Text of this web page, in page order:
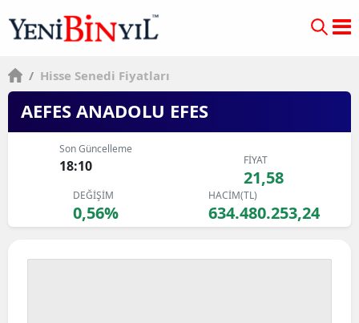
/ Hisse Senedi Fiyatları
AEFES ANADOLU EFES
Son Güncelleme
18:10 FİYAT
21,58
DEĞİŞİM
0,56%
HACİM(TL)
634.480.253,24